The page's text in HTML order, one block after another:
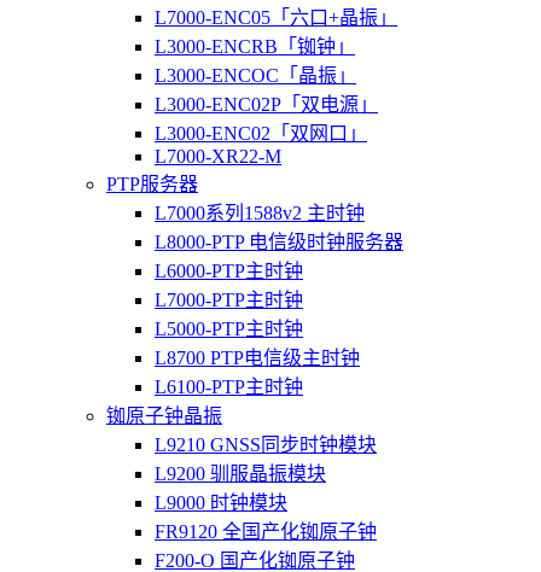
L7000-ENC05「六口+晶振」
L3000-ENCRB「铷钟」
L3000-ENCOC「晶振」
L3000-ENC02P「双电源」
L3000-ENC02「双网口」
L7000-XR22-M
PTP服务器
L7000系列1588v2 主时钟
L8000-PTP 电信级时钟服务器
L6000-PTP主时钟
L7000-PTP主时钟
L5000-PTP主时钟
L8700 PTP电信级主时钟
L6100-PTP主时钟
铷原子钟晶振
L9210 GNSS同步时钟模块
L9200 驯服晶振模块
L9000 时钟模块
FR9120 全国产化铷原子钟
F200-O 国产化铷原子钟